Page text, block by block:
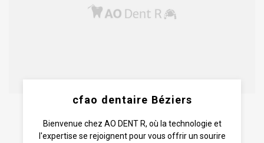
cfao dentaire Béziers
Bienvenue chez AO DENT R, où la technologie et
l'expertise se rejoignent pour vous offrir un sourire